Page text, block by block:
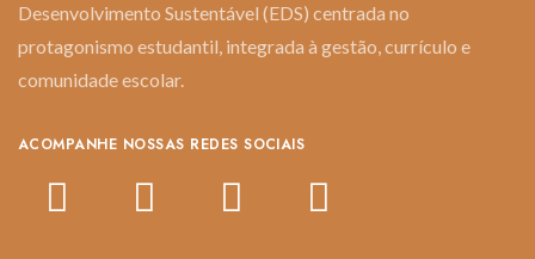
Desenvolvimento Sustentável (EDS) centrada no
protagonismo estudantil, integrada à gestão, currículo e
comunidade escolar.
ACOMPANHE NOSSAS REDES SOCIAIS